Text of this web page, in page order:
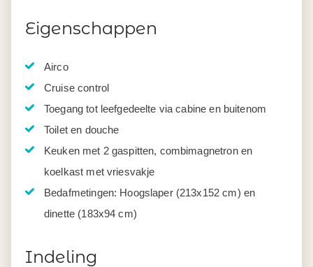
Eigenschappen
Airco
Cruise control
Toegang tot leefgedeelte via cabine en buitenom
Toilet en douche
Keuken met 2 gaspitten, combimagnetron en
koelkast met vriesvakje
Bedafmetingen: Hoogslaper (213x152 cm) en
dinette (183x94 cm)
Indeling